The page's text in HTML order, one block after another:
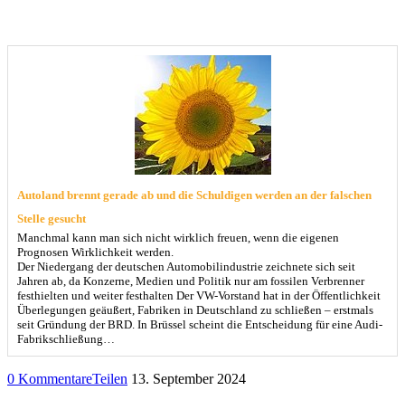
Autoland brennt gerade ab und die Schuldigen werden an der falschen
Stelle gesucht
Manchmal kann man sich nicht wirklich freuen, wenn die eigenen
Prognosen Wirklichkeit werden.
Der Niedergang der deutschen Automobilindustrie zeichnete sich seit
Jahren ab, da Konzerne, Medien und Politik nur am fossilen Verbrenner
festhielten und weiter festhalten Der VW-Vorstand hat in der Öffentlichkeit
Überlegungen geäußert, Fabriken in Deutschland zu schließen – erstmals
seit Gründung der BRD. In Brüssel scheint die Entscheidung für eine Audi-
Fabrikschließung…
0 KommentareTeilen 13. September 2024